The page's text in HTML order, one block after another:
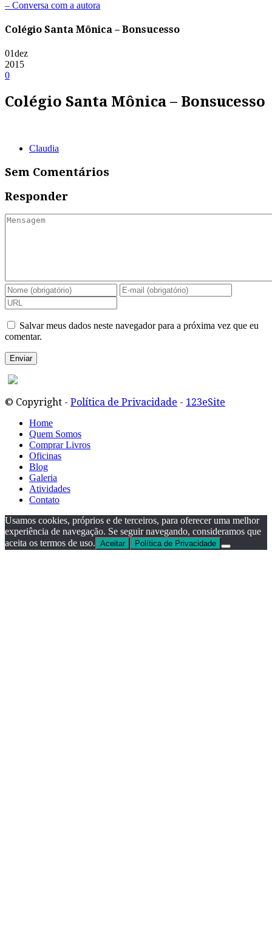
– Conversa com a autora
Colégio Santa Mônica – Bonsucesso
01dez
2015
0
Colégio Santa Mônica – Bonsucesso
Claudia
Sem Comentários
Responder
Salvar meus dados neste navegador para a próxima vez que eu
comentar.
© Copyright - Política de Privacidade - 123eSite
Home
Quem Somos
Comprar Livros
Oficinas
Blog
Galeria
Atividades
Contato
Usamos cookies, próprios e de terceiros, para oferecer uma melhor
experiência de navegação. Se seguir navegando, consideramos que
aceita os termos de uso. Aceitar Política de Privacidade